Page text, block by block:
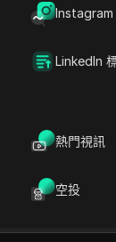
Instagram
LinkedIn
熱門視訊
空投
專業的客戶支